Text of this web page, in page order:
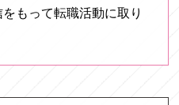
もって転職活動に取り